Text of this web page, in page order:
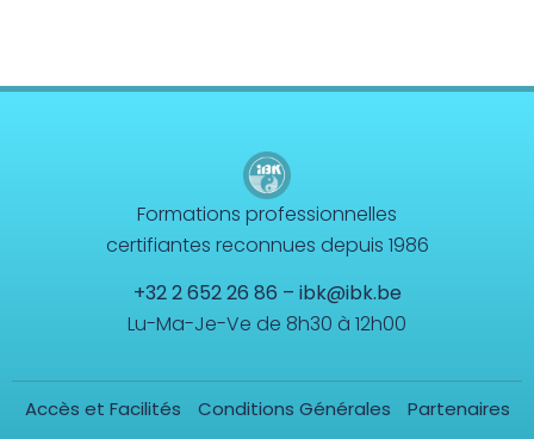
Formations professionnelles
certifiantes reconnues depuis 1986
+32 2 652 26 86 – ibk@ibk.be
Lu-Ma-Je-Ve de 8h30 à 12h00
Accès et Facilités Conditions Générales Partenaires